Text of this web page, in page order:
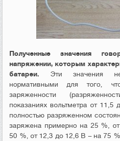
Полученные значения
напряжении, которым
батареи. Эти значения
нормативными для того,
заряженности
показаниях вольтметра от
полностью разряженном
заряжена примерно на 25 %,
50 %, от 12,3 до 12,6 В – на 75